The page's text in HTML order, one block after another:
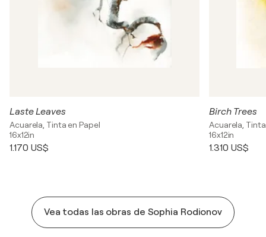
Laste Leaves
Acuarela, Tinta en Papel
16x12in
1.170 US$
Birch Trees
Acuarela,
16x12in
1.310 US$
Vea todas las obras de Sophia Rodionov